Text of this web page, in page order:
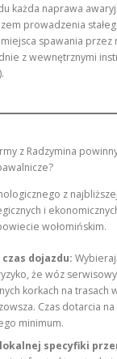
każda naprawa
prowadzenia
spawania przez
z wewnętrznymi
z Radzymina
z
i
wołomińskim.
dojazdu:
że wóz
korkach na trasach
Czas dotarcia
minimum.
specyfiki